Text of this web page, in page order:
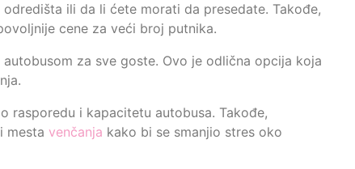
odredišta ili da li ćete morati da presedate. Takođe,
cene za veći broj putnika.
za sve goste. Ovo je odlična opcija koja
rasporedu i kapacitetu autobusa. Takođe,
mesta venčanja kako bi se smanjio stres oko